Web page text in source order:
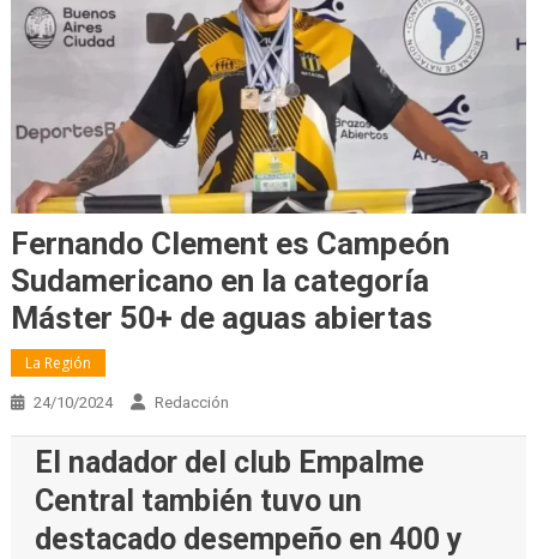
Fernando Clement es Campeón
Sudamericano en la categoría
Máster 50+ de aguas abiertas
La Región
24/10/2024 Redacción
El nadador del club Empalme
Central también tuvo un
destacado desempeño en 400 y